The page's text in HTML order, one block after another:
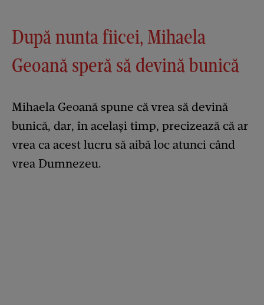
După nunta fiicei, Mihaela
Geoană speră să devină bunică
Mihaela Geoană spune că vrea să devină
bunică, dar, în același timp, precizează că ar
vrea ca acest lucru să aibă loc atunci când
vrea Dumnezeu.